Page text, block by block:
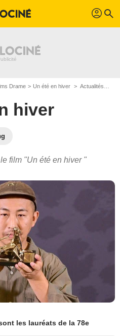
profil search
Drame Un été en hiver Actualités Un été en hiver
hiver
film "Un été en hiver "
les lauréats de la 78e